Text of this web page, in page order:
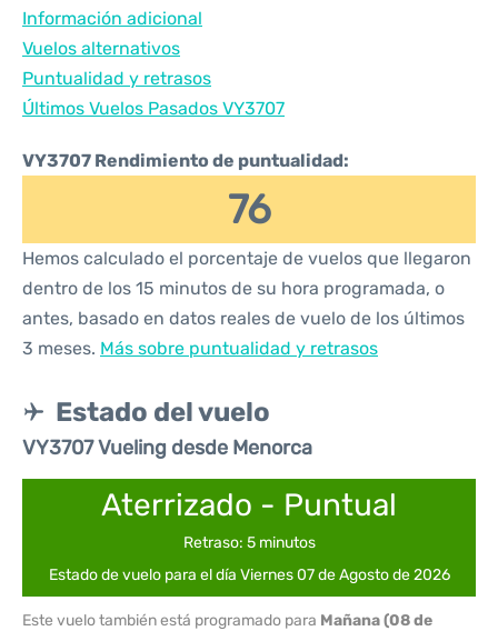
Información adicional
Vuelos alternativos
Puntualidad y retrasos
Últimos Vuelos Pasados VY3707
VY3707 Rendimiento de puntualidad:
76
Hemos calculado el porcentaje de vuelos que llegaron
dentro de los 15 minutos de su hora programada, o
antes, basado en datos reales de vuelo de los últimos
3 meses. Más sobre puntualidad y retrasos
Estado del vuelo
VY3707 Vueling desde Menorca
Aterrizado - Puntual
Retraso: 5 minutos
Estado de vuelo para el día Viernes 07 de Agosto de 2026
Este vuelo también está programado para Mañana (08 de